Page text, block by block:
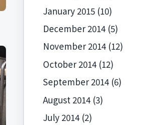
January 2015(10)
December 2014(5)
November 2014(12)
October 2014(12)
September 2014(6)
August 2014(3)
July 2014(2)